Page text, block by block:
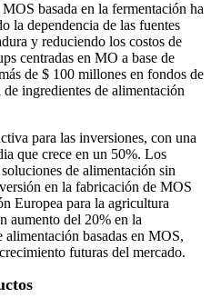
basada en la fermentación ha
la dependencia de las fuentes
y reduciendo los costos de
centradas en MO a base de
de $ 100 millones en fondos de
ingredientes de alimentación
para las inversiones, con una
que crece en un 50%. Los
de alimentación sin
en la fabricación de MOS
Europea para la agricultura
aumento del 20% en la
basadas en MOS,
futuras del mercado.